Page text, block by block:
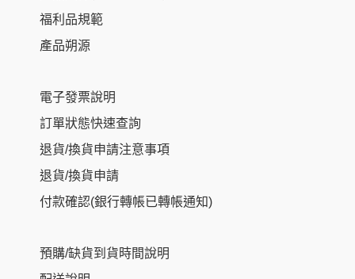
福利品規範
產品朔源
電子發票說明
訂單狀態快速查詢
退貨/換貨申請注意事項
退貨/換貨申請
付款確認(銀行轉帳已轉帳通知)
預購/缺貨到貨時間說明